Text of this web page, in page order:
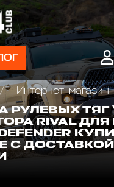
Интернет-магазин
РУЛЕВЫХ ТЯГ
RIVAL ДЛЯ
С